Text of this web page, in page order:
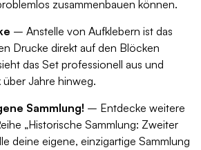
zusammenbauen können.
– Anstelle von Aufklebern ist das
Drucke direkt auf den Blöcken
das Set professionell aus und
Jahre hinweg.
Sammlung! – Entdecke weitere
„Historische Sammlung: Zweiter
deine eigene, einzigartige Sammlung